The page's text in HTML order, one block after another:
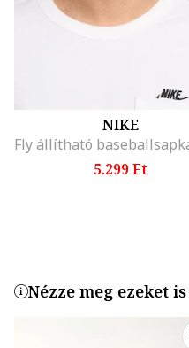
NIKE
5.299 Ft
Nézze meg ezeket is